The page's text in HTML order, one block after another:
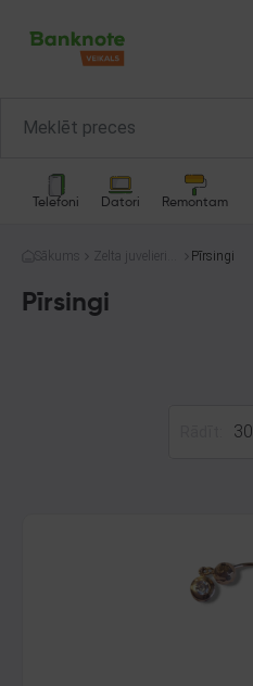
Telefoni Datori Remontam
Sākums
Zelta juvelierizs
Pīrsingi
Pīrsingi
30